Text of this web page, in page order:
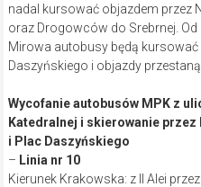
nadal kursować objazdem przez
oraz Drogowców do Srebrnej.
Mirowa autobusy będą
Daszyńskiego i objazdy
Wycofanie autobusów MPK z
Katedralnej i skierowanie
i Plac Daszyńskiego
– Linia nr 10
Kierunek Krakowska: z II Alei